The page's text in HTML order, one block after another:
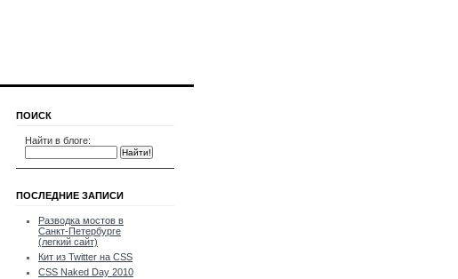
ПОИСК
Найти в блоге:
ПОСЛЕДНИЕ ЗАПИСИ
Разводка мостов в
Санкт-Петербурге
(легкий сайт)
Кит из Twitter на CSS
CSS Naked Day 2010